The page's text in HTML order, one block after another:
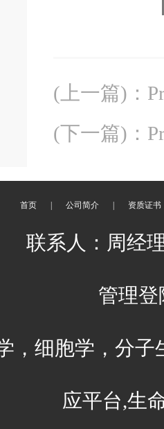
(上一篇) ：
(下一篇) ：
首页 公司简介 资质证书
联系人：周经
管理登
，细胞学，分
应平台,生